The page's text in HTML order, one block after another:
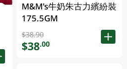
M&M's牛奶朱古力繽紛裝
175.5GM
$38.90
$38.00